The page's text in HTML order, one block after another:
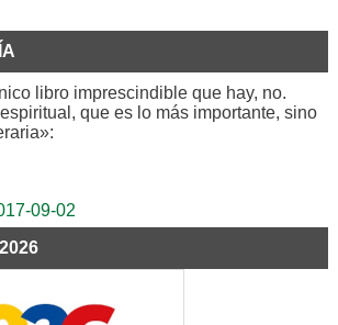
libro imprescindible que hay, no.
que es lo más importante, sino